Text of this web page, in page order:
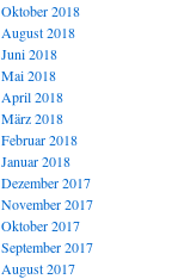
Oktober 2018
August 2018
Juni 2018
Mai 2018
April 2018
März 2018
Februar 2018
Januar 2018
Dezember 2017
November 2017
Oktober 2017
September 2017
August 2017